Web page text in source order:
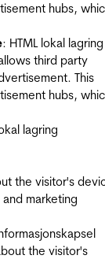
hubs,
: HTML lokal lagring
third party
This
hubs,
lagring
the visitor's
marketing
the visitor's